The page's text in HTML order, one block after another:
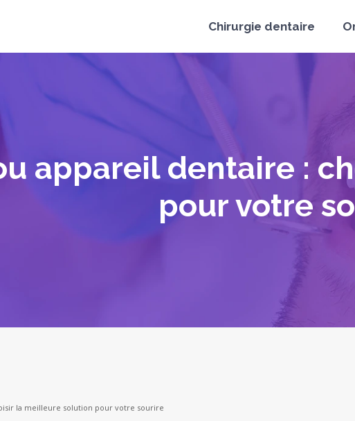
Chirurgie dentaire
appareil dentaire :
pour votre
la meilleure solution pour votre sourire